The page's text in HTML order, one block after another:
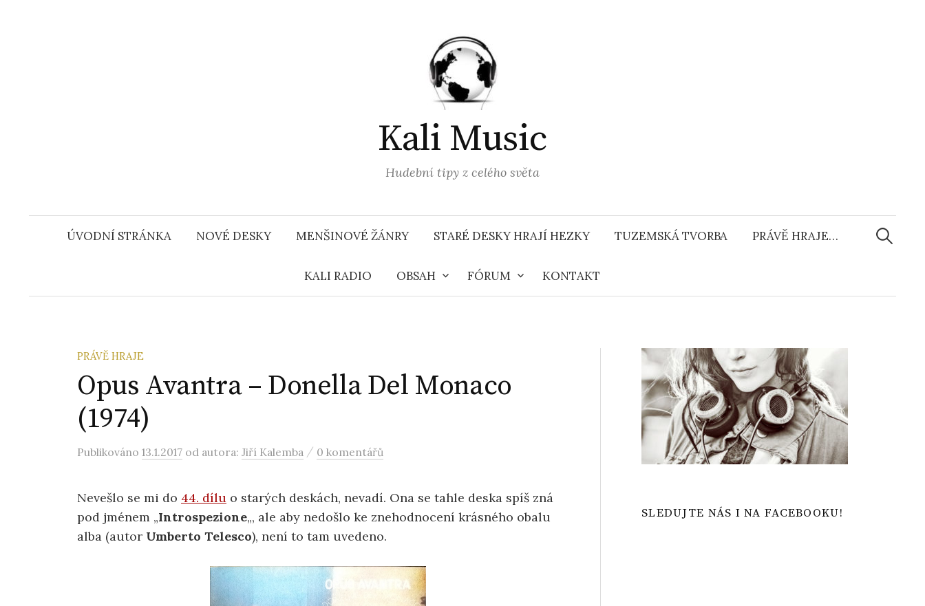
Kali Music
Hudební tipy z celého světa
ÚVODNÍ STRÁNKA NOVÉ DESKY MENŠINOVÉ ŽÁNRY STARÉ DESKY HRAJÍ HEZKY TUZEMSKÁ TVORBA PRÁVĚ HRAJE…
KALI RADIO OBSAH FÓRUM KONTAKT
PRÁVĚ HRAJE
Opus Avantra – Donella Del Monaco
(1974)
Publikováno 13.1.2017 od autora: Jiří Kalemba / 0 komentářů
Nevešlo se mi do 44. dílu o starých deskách, nevadí. Ona se tahle deska spíš zná
pod jménem „Introspezione„, ale aby nedošlo ke znehodnocení krásného obalu
alba (autor Umberto Telesco), není to tam uvedeno.
SLEDUJTE NÁS I NA FACEBOOKU!